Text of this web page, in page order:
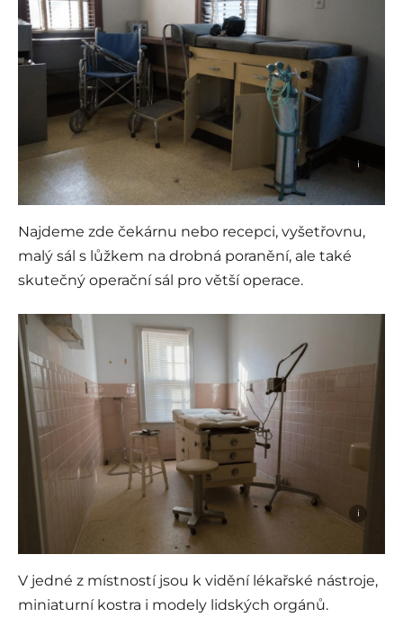
i
Najdeme zde čekárnu nebo recepci, vyšetřovnu,
malý sál s lůžkem na drobná poranění, ale také
skutečný operační sál pro větší operace.
i
V jedné z místností jsou k vidění lékařské nástroje,
miniaturní kostra i modely lidských orgánů.